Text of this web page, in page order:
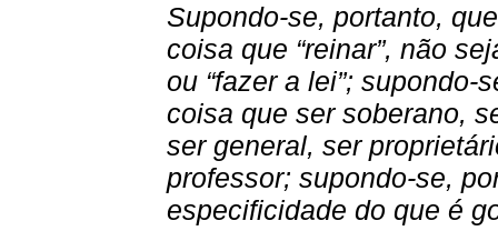
Supondo-se, portanto,
coisa que “reinar”, não
ou “fazer a lei”;
coisa que ser soberano,
ser general, ser
professor; supondo-se,
especificidade do que é